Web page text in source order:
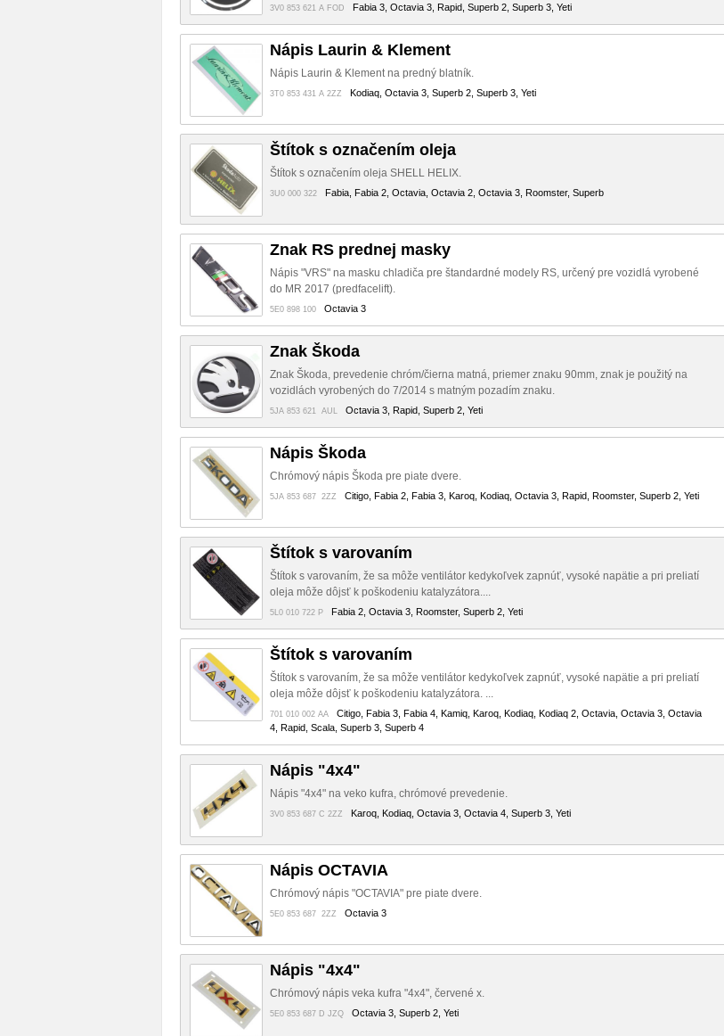
3V0 853 621 A FOD Fabia 3, Octavia 3, Rapid, Superb 2, Superb 3, Yeti
Nápis Laurin & Klement
Nápis Laurin & Klement na predný blatník.
3T0 853 431 A 2ZZ Kodiaq, Octavia 3, Superb 2, Superb 3, Yeti
Štítok s označením oleja
Štítok s označením oleja SHELL HELIX.
3U0 000 322 Fabia, Fabia 2, Octavia, Octavia 2, Octavia 3, Roomster, Superb
Znak RS prednej masky
Nápis "VRS" na masku chladiča pre štandardné modely RS, určený pre vozidlá vyrobené
do MR 2017 (predfacelift).
5E0 898 100 Octavia 3
Znak Škoda
Znak Škoda, prevedenie chróm/čierna matná, priemer znaku 90mm, znak je použitý na
vozidlách vyrobených do 7/2014 s matným pozadím znaku.
5JA 853 621 AUL Octavia 3, Rapid, Superb 2, Yeti
Nápis Škoda
Chrómový nápis Škoda pre piate dvere.
5JA 853 687 2ZZ Citigo, Fabia 2, Fabia 3, Karoq, Kodiaq, Octavia 3, Rapid, Roomster, Superb 2, Yeti
Štítok s varovaním
Štítok s varovaním, že sa môže ventilátor kedykoľvek zapnúť, vysoké napätie a pri preliatí
oleja môže dôjsť k poškodeniu katalyzátora....
5L0 010 722 P Fabia 2, Octavia 3, Roomster, Superb 2, Yeti
Štítok s varovaním
Štítok s varovaním, že sa môže ventilátor kedykoľvek zapnúť, vysoké napätie a pri preliatí
oleja môže dôjsť k poškodeniu katalyzátora. ...
701 010 002 AA Citigo, Fabia 3, Fabia 4, Kamiq, Karoq, Kodiaq, Kodiaq 2, Octavia, Octavia 3, Octavia
4, Rapid, Scala, Superb 3, Superb 4
Nápis "4x4"
Nápis "4x4" na veko kufra, chrómové prevedenie.
3V0 853 687 C 2ZZ Karoq, Kodiaq, Octavia 3, Octavia 4, Superb 3, Yeti
Nápis OCTAVIA
Chrómový nápis "OCTAVIA" pre piate dvere.
5E0 853 687 2ZZ Octavia 3
Nápis "4x4"
Chrómový nápis veka kufra "4x4", červené x.
5E0 853 687 D JZQ Octavia 3, Superb 2, Yeti